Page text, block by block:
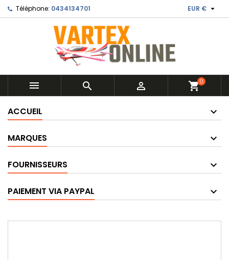
Téléphone: 0434134701 EUR € 
   shopping_cart0
ACCUEIL
MARQUES
FOURNISSEURS
PAIEMENT VIA PAYPAL